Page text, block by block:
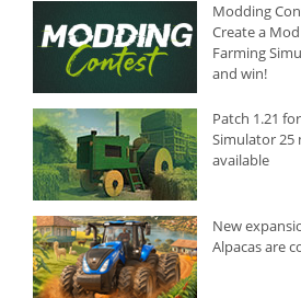
Modding
Create a
Farming
and win!
Patch 1.21
Simulator 25
available
New
Alpacas are